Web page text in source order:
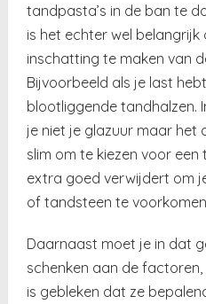
tandpasta’s in de ban te
is het echter wel belangrijk
inschatting te maken van
Bijvoorbeeld als je last
blootliggende tandhalzen.
je niet je glazuur maar het
slim om te kiezen voor
extra goed verwijdert om
of tandsteen te
Daarnaast moet je in dat
schenken aan de
is gebleken dat ze